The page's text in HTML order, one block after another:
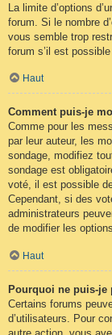
La limite d’options
forum. Si le nombre
vous semble trop
forum s’il est possible
Haut
Comment puis-je
Comme pour les
par leur auteur, les
sondage, modifiez
sondage est
voté, il est possible
Cependant, si des
administrateurs
de modifier les
Haut
Pourquoi ne puis-je
Certains forums
d’utilisateurs. Pour